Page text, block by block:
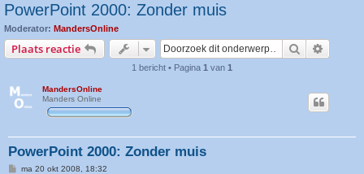
PowerPoint 2000: Zonder muis
Moderator: MandersOnline
Plaats reactie Zoek
1 bericht • Pagina 1 van 1
MandersOnline
Manders Online
PowerPoint 2000: Zonder muis
Bma 20 okt 2008, 18:32